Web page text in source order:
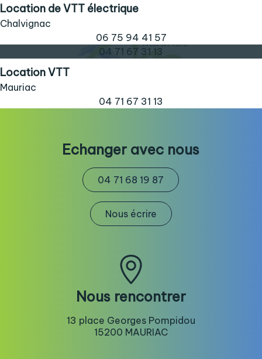
Location de VTT électrique
Chalvignac
06 75 94 41 57
04 71 67 31 13
Location VTT
Mauriac
04 71 67 31 13
Echanger avec nous
04 71 68 19 87
Nous écrire
Nous rencontrer
13 place Georges Pompidou
15200 MAURIAC